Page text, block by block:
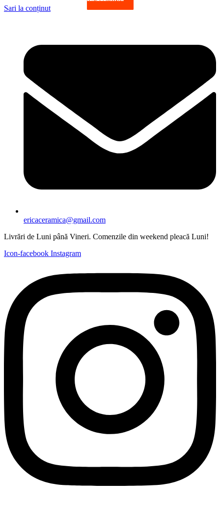
Sari la conținut
ericaceramica@gmail.com
Livrări de Luni până Vineri. Comenzile din weekend pleacă Luni!
Icon-facebook Instagram